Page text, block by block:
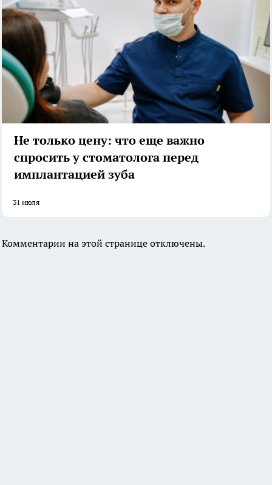
Не только цену: что еще важно
спросить у стоматолога перед
имплантацией зуба
31 июля
Комментарии на этой странице отключены.